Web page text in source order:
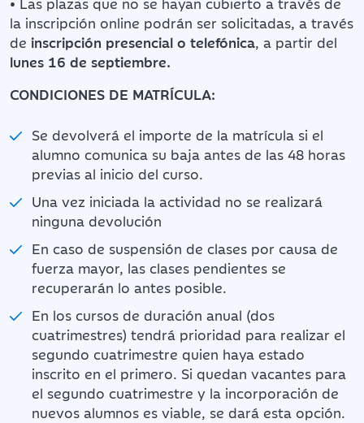
la inscripción online podrán ser solicitadas, a través
de inscripción presencial o telefónica, a partir del
lunes 16 de septiembre.
CONDICIONES DE MATRÍCULA:
Se devolverá el importe de la matrícula si el
alumno comunica su baja antes de las 48 horas
previas al inicio del curso.
Una vez iniciada la actividad no se realizará
ninguna devolución
En caso de suspensión de clases por causa de
fuerza mayor, las clases pendientes se
recuperarán lo antes posible.
En los cursos de duración anual (dos
cuatrimestres) tendrá prioridad para realizar el
segundo cuatrimestre quien haya estado
inscrito en el primero. Si quedan vacantes para
el segundo cuatrimestre y la incorporación de
nuevos alumnos es viable, se dará esta opción.